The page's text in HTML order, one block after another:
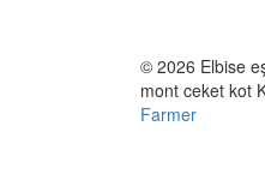
© 2026 Elbise
mont ceket kot
Farmer